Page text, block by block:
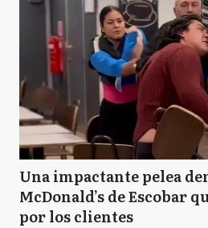
Una impactante pelea
McDonald’s de Escobar
por los clientes